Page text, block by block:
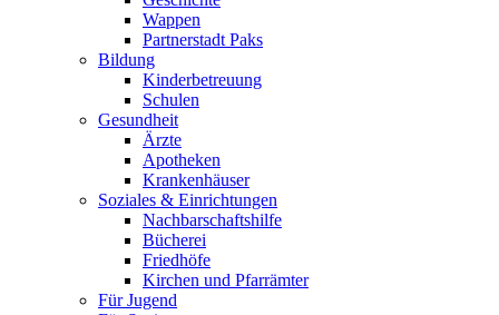
Wappen
Partnerstadt Paks
Bildung
Kinderbetreuung
Schulen
Gesundheit
Ärzte
Apotheken
Krankenhäuser
Soziales & Einrichtungen
Nachbarschaftshilfe
Bücherei
Friedhöfe
Kirchen und Pfarrämter
Für Jugend